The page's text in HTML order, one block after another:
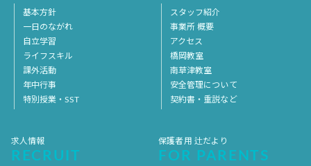
基本方針
一日のながれ
自立学習
ライフスキル
課外活動
年中行事
特別授業・SST
スタッフ紹介
事業所 概要
アクセス
橋岡教室
南草津教室
安全管理について
契約書・重説など
求人情報
RECRUIT
保護者用 辻だより
FOR PARENTS